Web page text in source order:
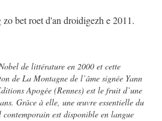
bet roet d'an droidigezh e 2011.
de littérature en 2000 et cette
de La Montagne de l’âme signée Yann
Apogée (Rennes) est le fruit d’une
Grâce à elle, une œuvre essentielle du
est disponible en langue